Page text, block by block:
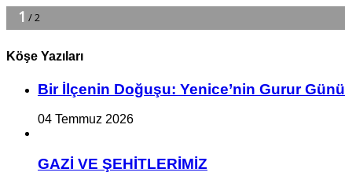
Köşe Yazıları
Bir İlçe­nin Do­ğu­şu: Ye­ni­ce’nin Gurur Günü
04 Temmuz 2026
GAZİ VE ŞEHİTLERİMİZ